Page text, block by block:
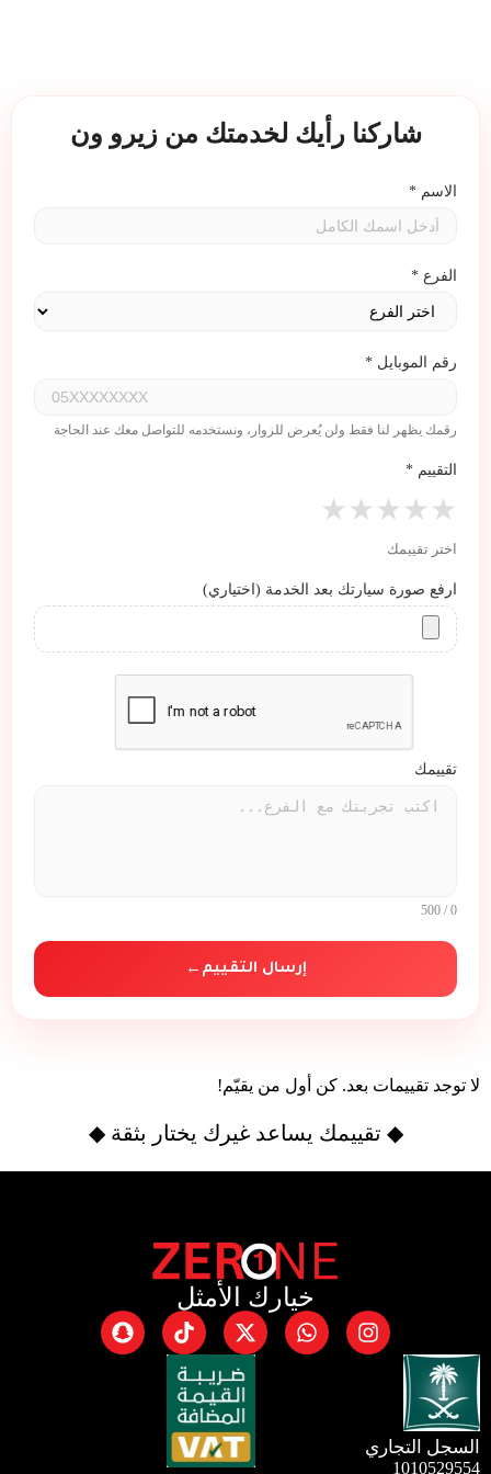
شاركنا رأيك لخدمتك من زيرو ون
الاسم *
الفرع *
رقم الموبايل *
رقمك يظهر لنا فقط ولن يُعرض للزوار، ونستخدمه للتواصل معك عند الحاجة
التقييم *
★★★★★
اختر تقييمك
ارفع صورة سيارتك بعد الخدمة (اختياري)
0
/ 500
إرسال التقييم ←
لا توجد تقييمات بعد. كن أول من يقيّم!
◆ تقييمك يساعد غيرك يختار بثقة ◆
خيارك الأمثل
السجل التجاري
1010529554